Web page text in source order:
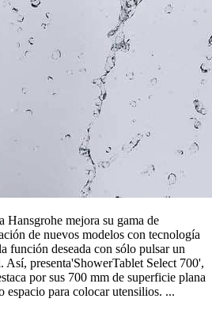
Hansgrohe mejora su gama de
de nuevos modelos con tecnología
función deseada con sólo pulsar un
Así, presenta'ShowerTablet Select 700',
por sus 700 mm de superficie plana
espacio para colocar utensilios. ...